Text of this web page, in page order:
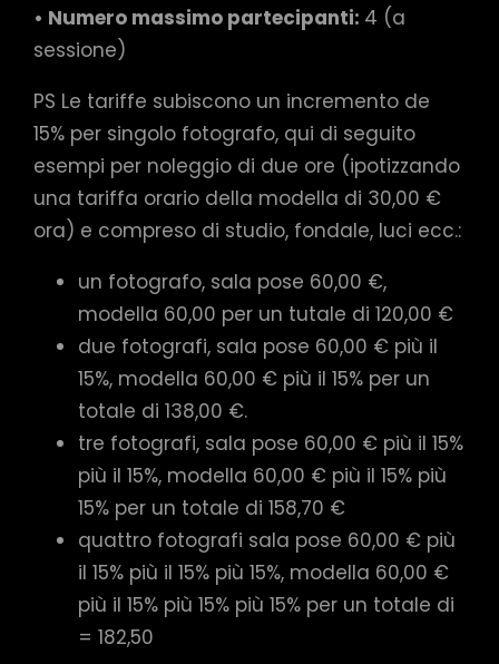
• Numero massimo partecipanti: 4 (a
sessione)
PS Le tariffe subiscono un incremento de
15% per singolo fotografo, qui di seguito
esempi per noleggio di due ore (ipotizzando
una tariffa orario della modella di 30,00 €
ora) e compreso di studio, fondale, luci ecc.:
un fotografo, sala pose 60,00 €,
modella 60,00 per un tutale di 120,00 €
due fotografi, sala pose 60,00 € più il
15%, modella 60,00 € più il 15% per un
totale di 138,00 €.
tre fotografi, sala pose 60,00 € più il 15%
più il 15%, modella 60,00 € più il 15% più
15% per un totale di 158,70 €
quattro fotografi sala pose 60,00 € più
il 15% più il 15% più 15%, modella 60,00 €
più il 15% più 15% più 15% per un totale di
= 182,50